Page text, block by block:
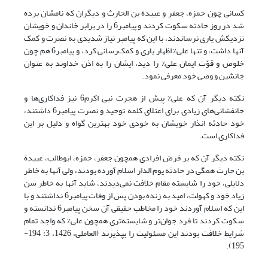
کسانی چون حمزه، جعفر و عبیدة بن الحارث و دیگران که نامشان برده
شد در روز حادثه سکوت کردند و پیامبر6 را در برابر خاندان و خویشان
نزدیکش یاری نرساندند، با این که پیامبر نیاز شدیدی به نصرت و کمک
آنها داشت، و تنها علی% اظهار یاری و کمک‌رسانی کرد، و پیامبر6 هم چون
خلوص و قوّت ایمان علی% را دید، ایشان را به اذن خداوند به عنوان
جانشین و وصی خود معرفی نمود.
نکته دیگر آن که علی% پیش از هجرت نبی اکرم6 نیز فداکاری‌ها و
جانفشانی‌های زیادی برای اعتلای کلمه توحید و نصرت پیامبر6 داشتند،
خود حادثه انذار خویشان به خودی خود بهترین گواه و دلیل بر این
فداکاری است.
نکته دیگر آن که بر فرض افرادی همچون جعفر، حمزه، ابوطالب، عبیدة
بن حارث همگی در حادثه یوم الدار اسلام آورده بودند، ولی آنها به خاطر
دلایلی، خود را شایسته مقام خلافت نمی‌دیدند، شاید آنها به خاطر سن
زیاد خود و کهولت، امید به زنده بودن پس از وفات پیامبر6 نداشتند و با
این که اسلام آوردند خود را مخاطب حقیقی آن سخن پیامبر6 ندانسته و
سکوت کردند تا فرد جوان‌تر و شایسته‌تری همچون علی% که واجد تمام
شرایط خلافت بودند این مسئولیت را بپذیرند (العاملی، 1426، 3: 194-
195).